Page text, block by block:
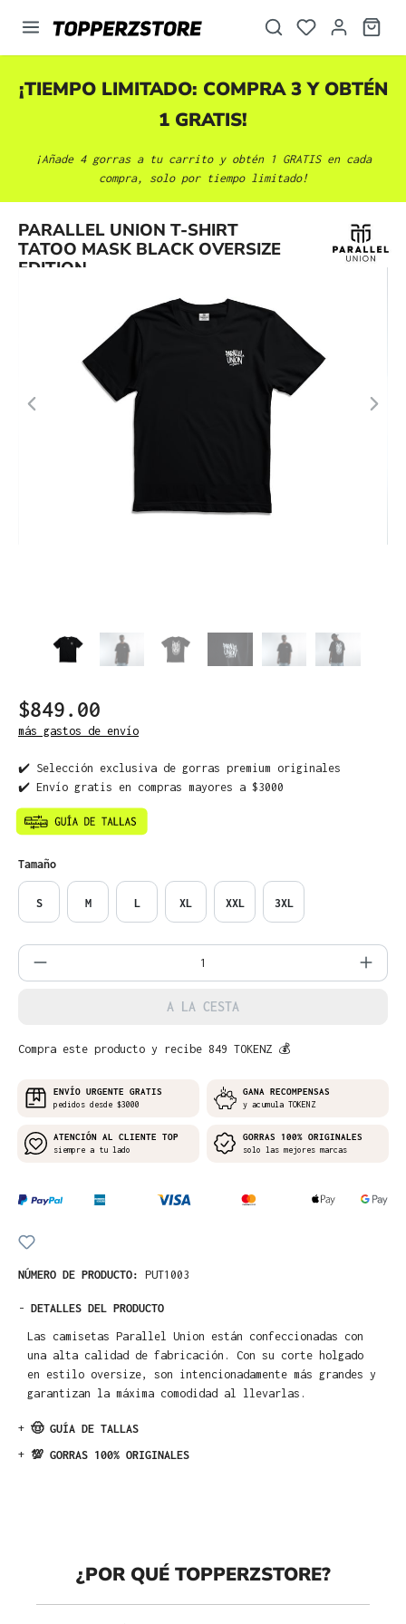
principal
¡TIEMPO LIMITADO: COMPRA 3 Y OBTÉN
1 GRATIS!
¡Añade 4 gorras a tu carrito y obtén 1 GRATIS en cada
compra, solo por tiempo limitado!
PARALLEL UNION T-SHIRT
TATOO MASK BLACK OVERSIZE
EDITION
Omitir galería de imágenes
$849.00
más gastos de envío
✔️ Selección exclusiva de gorras premium originales
✔️ Envío gratis en compras mayores a $3000
Seleccione
Tamaño
S M L XL XXL 3XL
Cantidad del producto: introduce la
A LA CESTA
Compra este producto y recibe 849 TOKENZ 💰
ENVÍO URGENTE GRATIS
pedidos desde $3000
GANA RECOMPENSAS
y acumula TOKENZ
ATENCIÓN AL CLIENTE TOP
siempre a tu lado
GORRAS 100% ORIGINALES
solo las mejores marcas
NÚMERO DE PRODUCTO: PUT1003
- DETALLES DEL PRODUCTO
Las camisetas Parallel Union están confeccionadas con
una alta calidad de fabricación. Con su corte holgado
en estilo oversize, son intencionadamente más grandes y
garantizan la máxima comodidad al llevarlas.
+ 🤠 GUÍA DE TALLAS
+ 💯 GORRAS 100% ORIGINALES
¿POR QUÉ TOPPERZSTORE?